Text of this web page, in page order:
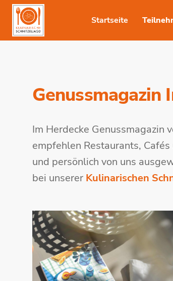
Startseite
Im Herdecke
empfehlen Restaurants,
und persönlich von uns
bei unserer Kulinarischen